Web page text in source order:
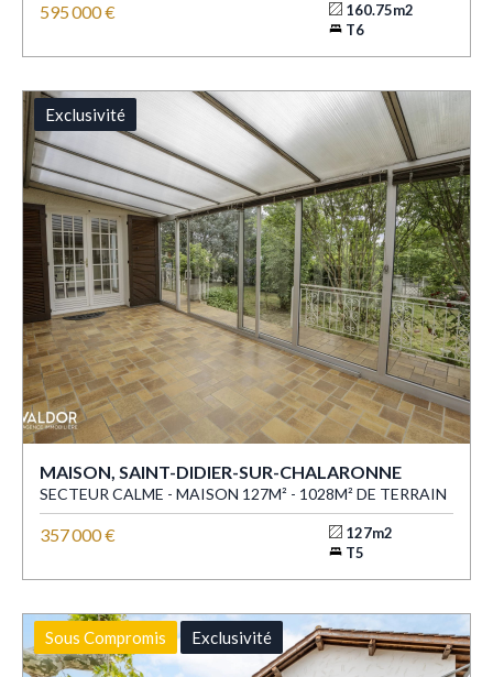
595 000 €
160.75m2
T6
Exclusivité
MAISON, SAINT-DIDIER-SUR-CHALARONNE
SECTEUR CALME - MAISON 127M² - 1028M² DE TERRAIN
357 000 €
127m2
T5
Sous Compromis Exclusivité